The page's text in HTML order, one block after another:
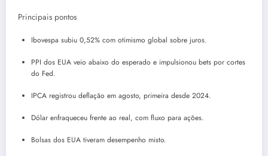
Principais pontos
Ibovespa subiu 0,52% com otimismo global sobre juros.
PPI dos EUA veio abaixo do esperado e impulsionou bets por cortes
do Fed.
IPCA registrou deflação em agosto, primeira desde 2024.
Dólar enfraqueceu frente ao real, com fluxo para ações.
Bolsas dos EUA tiveram desempenho misto.